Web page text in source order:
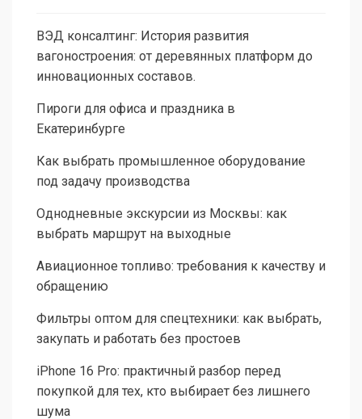
ВЭД консалтинг: История развития
вагоностроения: от деревянных платформ до
инновационных составов.
Пироги для офиса и праздника в
Екатеринбурге
Как выбрать промышленное оборудование
под задачу производства
Однодневные экскурсии из Москвы: как
выбрать маршрут на выходные
Авиационное топливо: требования к качеству и
обращению
Фильтры оптом для спецтехники: как выбрать,
закупать и работать без простоев
iPhone 16 Pro: практичный разбор перед
покупкой для тех, кто выбирает без лишнего
шума